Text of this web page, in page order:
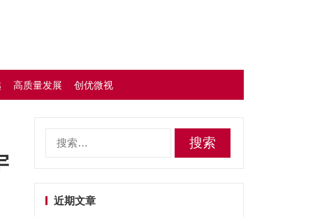
高质量发展 创优微视
近期文章